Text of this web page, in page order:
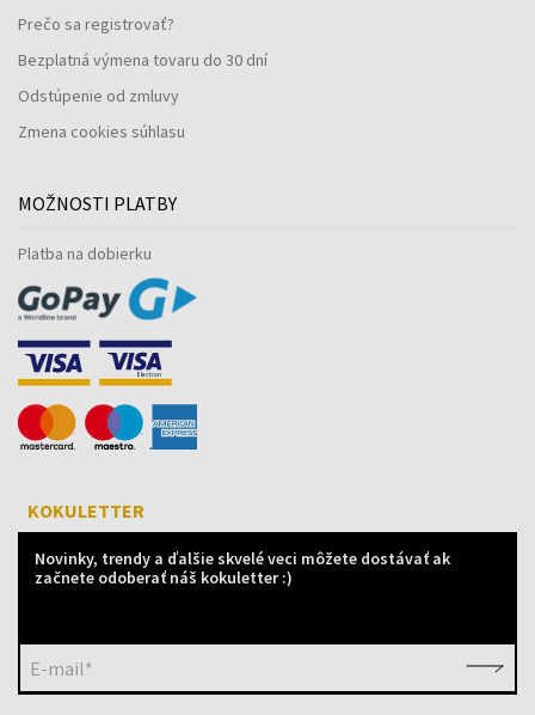
Prečo sa registrovať?
Bezplatná výmena tovaru do 30 dní
Odstúpenie od zmluvy
Zmena cookies súhlasu
MOŽNOSTI PLATBY
Platba na dobierku
KOKULETTER
Novinky, trendy a ďalšie skvelé veci môžete dostávať ak
začnete odoberať náš kokuletter :)
E-mail*